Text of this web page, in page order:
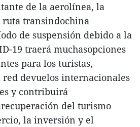
de la aerolínea, la
transindochina
de suspensión debido a la
19 traerá muchasopciones
para los turistas,
devuelos internacionales
y contribuirá
del turismo
la inversión y el